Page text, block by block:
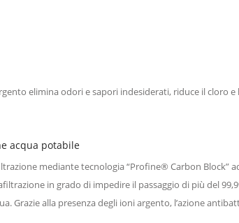
elimina odori e sapori indesiderati, riduce il cloro
acqua potabile
mediante tecnologia “Profine® Carbon
in grado di impedire il passaggio di più del
Grazie alla presenza degli ioni argento, l’azione